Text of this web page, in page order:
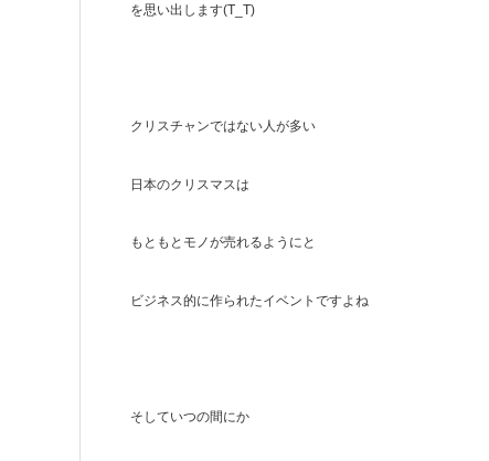
を思い出します(T_T)
クリスチャンではない人が多い
日本のクリスマスは
もともと モノが売れるようにと
ビジネス的に作られたイベントですよね
そしていつの間にか